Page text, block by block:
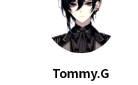
Tommy.G